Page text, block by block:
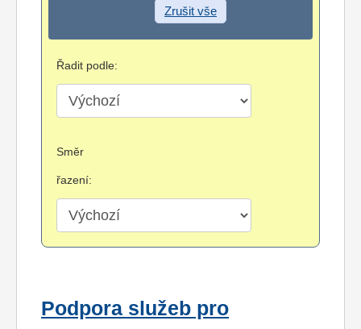
Zrušit vše
Řadit podle:
Směr
řazení:
Podpora služeb pro